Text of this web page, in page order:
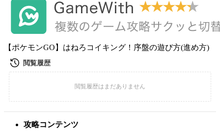
【ポケモンGO】はねろコイキング！序盤の遊び方(進め方)
攻略コンテンツ